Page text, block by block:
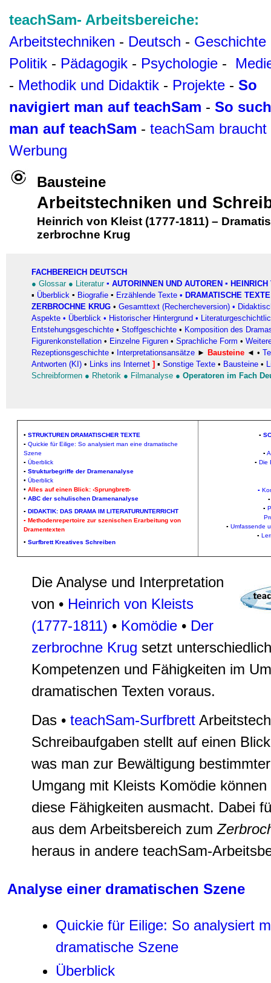
teachSam- Arbeitsbereiche:
Arbeitstechniken - Deutsch - Geschichte
Politik - Pädagogik - Psychologie -
- Methodik und Didaktik - Projekte - So
navigiert man auf teachSam - So
man auf teachSam - teachSam braucht
Werbung
Bausteine
Arbeitstechniken und
Heinrich von Kleist (1777-1811) –
zerbrochne Krug
FACHBEREICH DEUTSCH
● Glossar ● Literatur ▪ AUTORINNEN UND AUTOREN ▪
▪ Überblick ▪ Biografie ▪ Erzählende Texte • DRAMATISCHE TEXTE
ZERBROCHNE KRUG • Gesamttext (Rechercheversion) •
Aspekte • Überblick • Historischer Hintergrund •
Entstehungsgeschichte • Stoffgeschichte • Komposition des
Figurenkonstellation • Einzelne Figuren • Sprachliche Form •
Rezeptionsgeschichte • Interpretationsansätze ► Bausteine ◄ •
Antworten (KI) • Links ins Internet ] ▪ Sonstige Texte • Bausteine •
Schreibformen ● Rhetorik ● Filmanalyse ● Operatoren im Fach
• STRUKTUREN DRAMATISCHER TEXTE
▪ Quickie für Eilige: So analysiert man eine dramatische
Szene
▪ Überblick
▪ Strukturbegriffe der Dramenanalyse
• Überblick
• Alles auf einen Blick: ›Sprungbrett‹
• ABC der schulischen Dramenanalyse
▪ DIDAKTIK: DAS DRAMA IM LITERATURUNTERRICHT
▪ Methodenrepertoire zur szenischen Erarbeitung von
Dramentexten
• Surfbrett Kreatives Schreiben
▪
▪
▪ Die
▪
▪
▪ Umfassende
▪
Die Analyse und Interpretation
von • Heinrich von Kleists
(1777-1811) • Komödie • Der
zerbrochne Krug setzt
Kompetenzen und Fähigkeiten im
dramatischen Texten voraus.
Das • teachSam-Surfbrett
Schreibaufgaben stellt auf einen
was man zur Bewältigung
Umgang mit Kleists Komödie
diese Fähigkeiten ausmacht. Dabei
aus dem Arbeitsbereich zum
heraus in andere teachSam-
Analyse einer dramatischen Szene
Quickie für Eilige: So analysiert
dramatische Szene
Überblick